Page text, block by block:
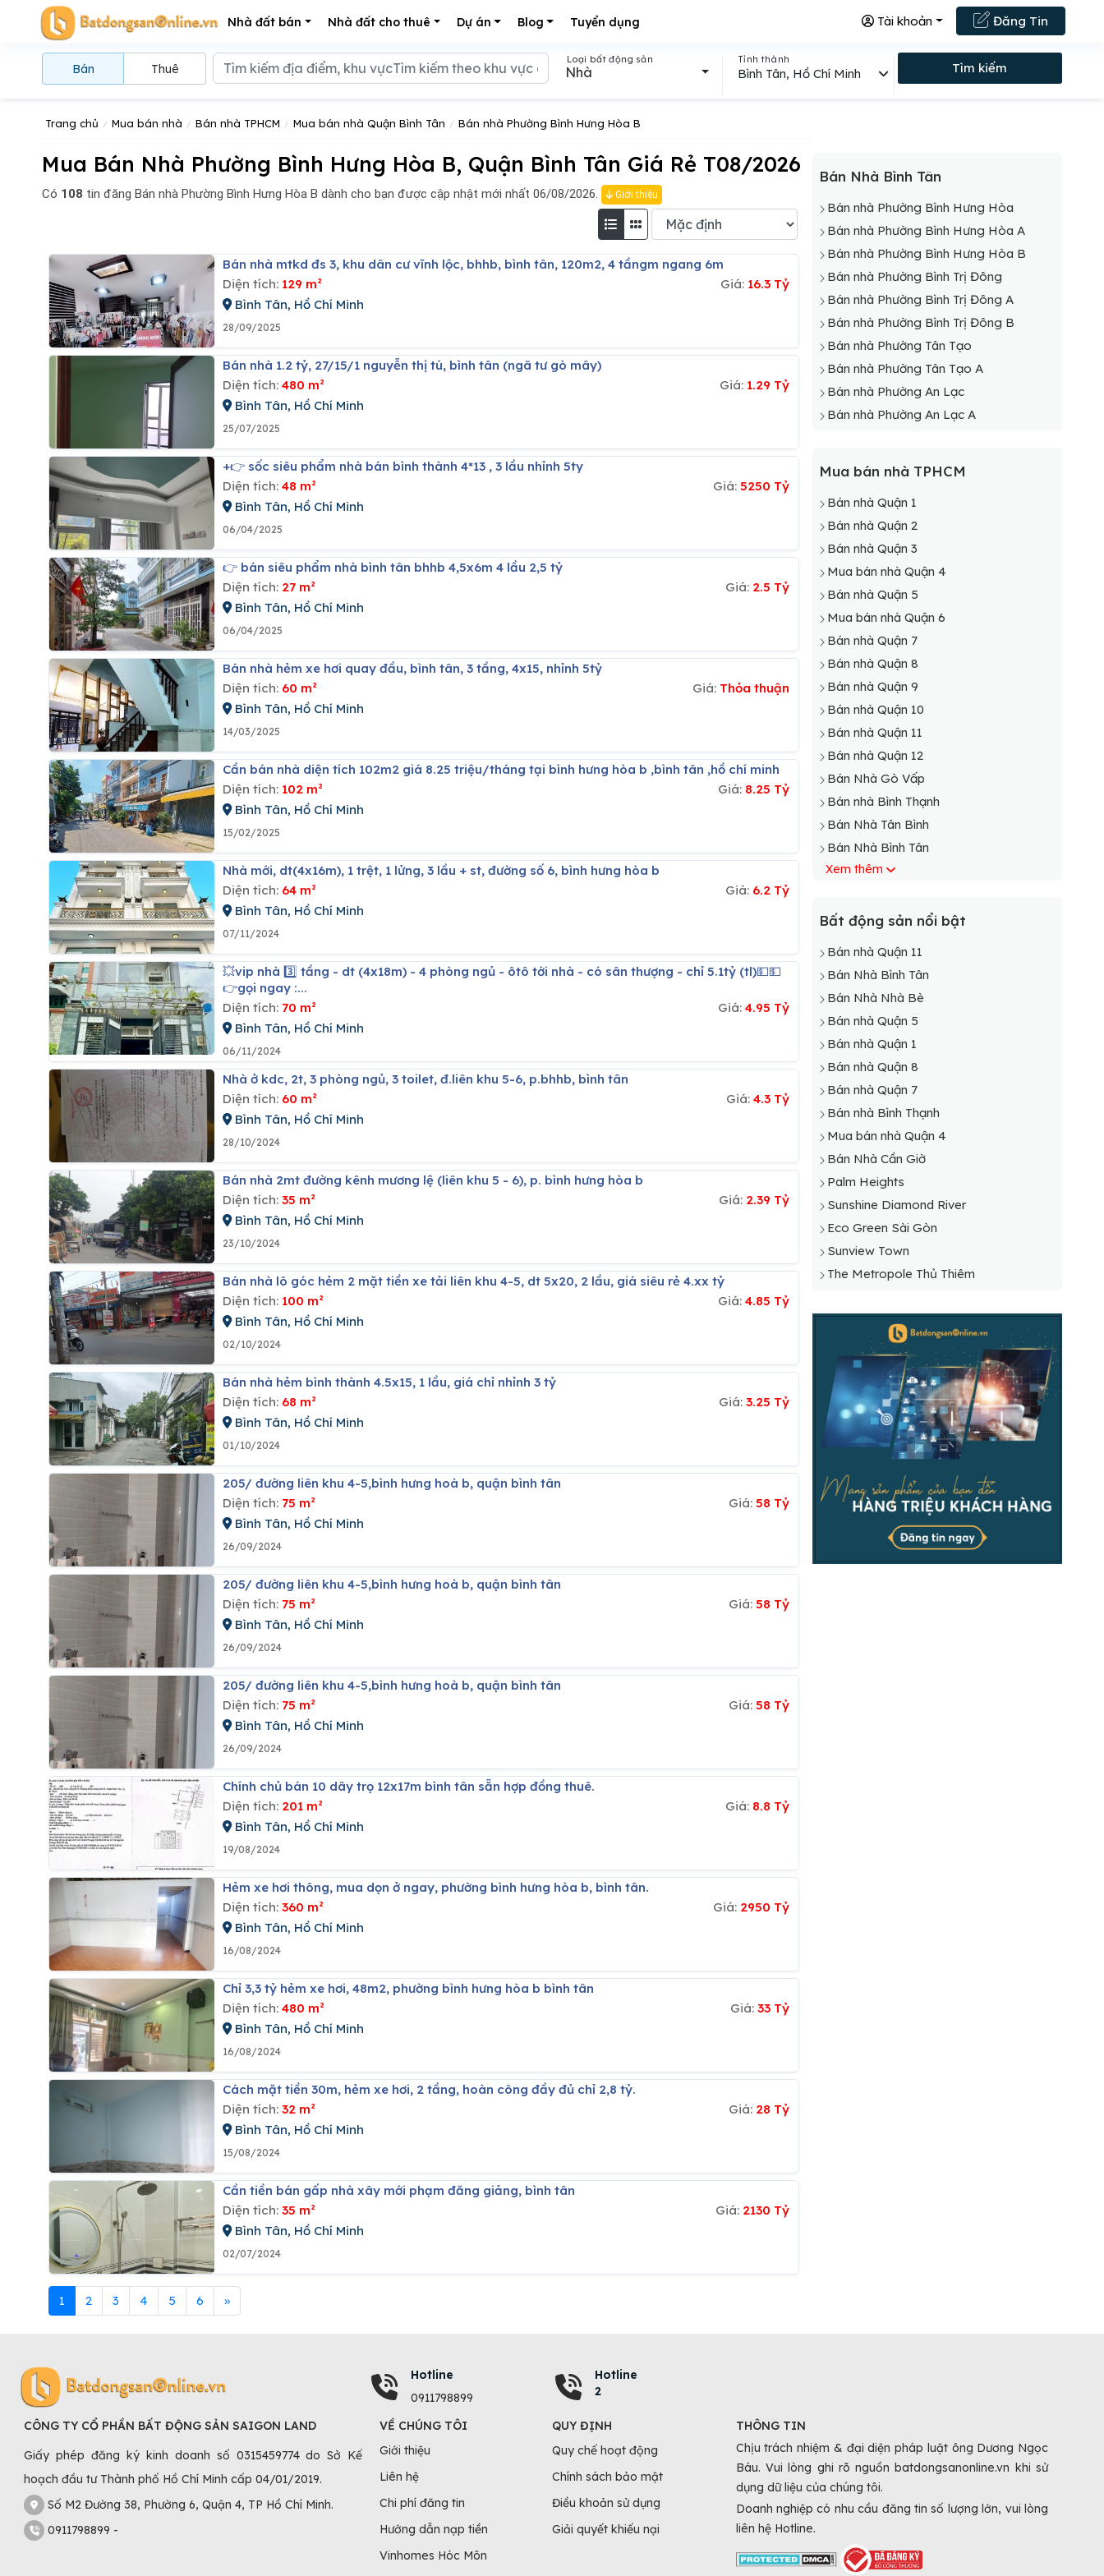
Nhà đất bán Nhà đất cho thuê Dự án Blog Tuyển dụng Đăng Tin
Tài khoản
Trang chủ Mua bán nhà Bán nhà TPHCM Mua bán nhà Quận Bình Tân Bán nhà Phường Bình Hưng Hòa B
Mua Bán Nhà Phường Bình Hưng Hòa B, Quận Bình Tân Giá Rẻ T08/2026
Có 108 tin đăng Bán nhà Phường Bình Hưng Hòa B dành cho bạn được cập nhật mới nhất 06/08/2026. Giới thiệu
Bán nhà mtkd đs 3, khu dân cư vĩnh lộc, bhhb, bình tân, 120m2, 4 tầngm ngang 6m
Diện tích: 129 m² Giá: 16.3 Tỷ
Bình Tân, Hồ Chí Minh
28/09/2025
Bán nhà 1.2 tỷ, 27/15/1 nguyễn thị tú, bình tân (ngã tư gò mây)
Diện tích: 480 m² Giá: 1.29 Tỷ
Bình Tân, Hồ Chí Minh
25/07/2025
+👉 sốc siêu phẩm nhà bán bình thành 4*13 , 3 lầu nhỉnh 5ty
Diện tích: 48 m² Giá:5250 Tỷ
Bình Tân, Hồ Chí Minh
06/04/2025
👉 bán siêu phẩm nhà bình tân bhhb 4,5x6m 4 lầu 2,5 tỷ
Diện tích: 27 m² Giá: 2.5 Tỷ
Bình Tân, Hồ Chí Minh
06/04/2025
Bán nhà hẻm xe hơi quay đầu, bình tân, 3 tầng, 4x15, nhỉnh 5tỷ
Diện tích: 60 m² Giá: Thỏa thuận
Bình Tân, Hồ Chí Minh
14/03/2025
Cần bán nhà diện tích 102m2 giá 8.25 triệu/tháng tại bình hưng hòa b ,bình tân ,hồ chí minh
Diện tích: 102 m² Giá: 8.25 Tỷ
Bình Tân, Hồ Chí Minh
15/02/2025
Nhà mới, dt(4x16m), 1 trệt, 1 lửng, 3 lầu + st, đường số 6, bình hưng hòa b
Diện tích: 64 m² Giá: 6.2 Tỷ
Bình Tân, Hồ Chí Minh
07/11/2024
💥vip nhà 3️⃣ tầng - dt (4x18m) - 4 phòng ngủ - ôtô tới nhà - có sân thượng - chỉ 5.1tỷ (tl)💵💵
👉gọi ngay :...
Diện tích: 70 m² Giá:4.95 Tỷ
Bình Tân, Hồ Chí Minh
06/11/2024
Nhà ở kdc, 2t, 3 phòng ngủ, 3 toilet, đ.liên khu 5-6, p.bhhb, bình tân
Diện tích: 60 m² Giá:4.3 Tỷ
Bình Tân, Hồ Chí Minh
28/10/2024
Bán nhà 2mt đường kênh mương lệ (liên khu 5 - 6), p. bình hưng hòa b
Diện tích: 35 m² Giá: 2.39 Tỷ
Bình Tân, Hồ Chí Minh
23/10/2024
Bán nhà lô góc hẻm 2 mặt tiền xe tải liên khu 4-5, dt 5x20, 2 lầu, giá siêu rẻ 4.xx tỷ
Diện tích: 100 m² Giá:4.85 Tỷ
Bình Tân, Hồ Chí Minh
02/10/2024
Bán nhà hẻm bình thành 4.5x15, 1 lầu, giá chỉ nhỉnh 3 tỷ
Diện tích: 68 m² Giá:3.25 Tỷ
Bình Tân, Hồ Chí Minh
01/10/2024
205/ đường liên khu 4-5,bình hưng hoà b, quận bình tân
Diện tích: 75 m² Giá:58 Tỷ
Bình Tân, Hồ Chí Minh
26/09/2024
205/ đường liên khu 4-5,bình hưng hoà b, quận bình tân
Diện tích: 75 m² Giá:58 Tỷ
Bình Tân, Hồ Chí Minh
26/09/2024
205/ đường liên khu 4-5,bình hưng hoà b, quận bình tân
Diện tích: 75 m² Giá:58 Tỷ
Bình Tân, Hồ Chí Minh
26/09/2024
Chính chủ bán 10 dãy trọ 12x17m bình tân sẵn hợp đồng thuê.
Diện tích: 201 m² Giá: 8.8 Tỷ
Bình Tân, Hồ Chí Minh
19/08/2024
Hẻm xe hơi thông, mua dọn ở ngay, phường bình hưng hòa b, bình tân.
Diện tích: 360 m² Giá: 2950 Tỷ
Bình Tân, Hồ Chí Minh
16/08/2024
Chỉ 3,3 tỷ hẻm xe hơi, 48m2, phường bình hưng hòa b bình tân
Diện tích: 480 m² Giá:33 Tỷ
Bình Tân, Hồ Chí Minh
16/08/2024
Cách mặt tiền 30m, hẻm xe hơi, 2 tầng, hoàn công đầy đủ chỉ 2,8 tỷ.
Diện tích: 32 m² Giá: 28 Tỷ
Bình Tân, Hồ Chí Minh
15/08/2024
Cần tiền bán gấp nhà xây mới phạm đăng giảng, bình tân
Diện tích: 35 m² Giá: 2130 Tỷ
Bình Tân, Hồ Chí Minh
02/07/2024
1 2 3 4 5 6 »
Bán Nhà Bình Tân
Bán nhà Phường Bình Hưng Hòa
Bán nhà Phường Bình Hưng Hòa A
Bán nhà Phường Bình Hưng Hòa B
Bán nhà Phường Bình Trị Đông
Bán nhà Phường Bình Trị Đông A
Bán nhà Phường Bình Trị Đông B
Bán nhà Phường Tân Tạo
Bán nhà Phường Tân Tạo A
Bán nhà Phường An Lạc
Bán nhà Phường An Lạc A
Mua bán nhà TPHCM
Bán nhà Quận 1
Bán nhà Quận 2
Bán nhà Quận 3
Mua bán nhà Quận 4
Bán nhà Quận 5
Mua bán nhà Quận 6
Bán nhà Quận 7
Bán nhà Quận 8
Bán nhà Quận 9
Bán nhà Quận 10
Bán nhà Quận 11
Bán nhà Quận 12
Bán Nhà Gò Vấp
Bán nhà Bình Thạnh
Bán Nhà Tân Bình
Bán Nhà Bình Tân
Bán Nhà Phú Nhuận
Bán Nhà Cần Giờ
Bán Nhà Hóc Môn
Bán Nhà Tân Phú
Xem thêm
Bất động sản nổi bật
Bán nhà Quận 11
Bán Nhà Bình Tân
Bán Nhà Nhà Bè
Bán nhà Quận 5
Bán nhà Quận 1
Bán nhà Quận 8
Bán nhà Quận 7
Bán nhà Bình Thạnh
Mua bán nhà Quận 4
Bán Nhà Cần Giờ
Palm Heights
Sunshine Diamond River
Eco Green Sài Gòn
Sunview Town
The Metropole Thủ Thiêm
Bán Thuê
Loại bất động sản
Nhà
Tỉnh thành
Bình Tân, Hồ Chí Minh Tìm kiếm
Hotline
0911798899
Hotline
2
CÔNG TY CỔ PHẦN BẤT ĐỘNG SẢN SAIGON LAND
Giấy phép đăng ký kinh doanh số 0315459774 do Sở Kế
hoạch đầu tư Thành phố Hồ Chí Minh cấp 04/01/2019.
Số M2 Đường 38, Phường 6, Quận 4, TP Hồ Chí Minh.
0911798899 -
VỀ CHÚNG TÔI
Giới thiệu
Liên hệ
Chi phí đăng tin
Hướng dẫn nạp tiền
Vinhomes Hóc Môn
QUY ĐỊNH
Quy chế hoạt động
Chính sách bảo mật
Điều khoản sử dụng
Giải quyết khiếu nại
THÔNG TIN
Chịu trách nhiệm & đại diện pháp luật ông Dương Ngọc
Báu. Vui lòng ghi rõ nguồn batdongsanonline.vn khi sử
dụng dữ liệu của chúng tôi.
Doanh nghiệp có nhu cầu đăng tin số lượng lớn, vui lòng
liên hệ Hotline.